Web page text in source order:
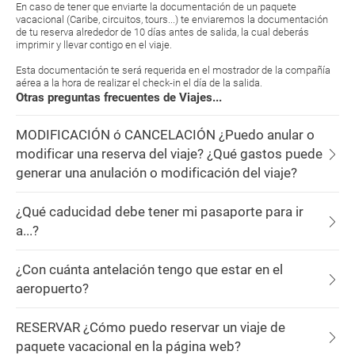
En caso de tener que enviarte la documentación de un paquete
vacacional (Caribe, circuitos, tours...) te enviaremos la documentación
de tu reserva alrededor de 10 días antes de salida, la cual deberás
imprimir y llevar contigo en el viaje.
Esta documentación te será requerida en el mostrador de la compañía
aérea a la hora de realizar el check-in el día de la salida.
Otras preguntas frecuentes de Viajes...
MODIFICACIÓN ó CANCELACIÓN ¿Puedo anular o
modificar una reserva del viaje? ¿Qué gastos puede
generar una anulación o modificación del viaje?
¿Qué caducidad debe tener mi pasaporte para ir
a...?
¿Con cuánta antelación tengo que estar en el
aeropuerto?
RESERVAR ¿Cómo puedo reservar un viaje de
paquete vacacional en la página web?